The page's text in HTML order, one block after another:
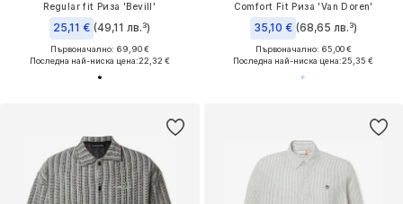
Regular fit Риза 'Bevill'
25,11 € (49,11 лв.³)
Първоначално: 69,90 €
Последна най-ниска цена:22,32 €
Comfort Fit Риза 'Van Doren'
35,10 € (68,65 лв.³)
Първоначално: 65,00 €
Последна най-ниска цена:25,35 €